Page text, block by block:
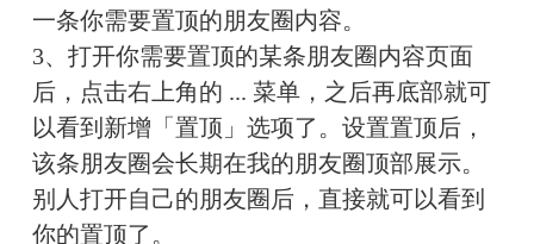
一条你需要置顶的朋友圈内容。
3、打开你需要置顶的某条朋友圈内容页面
后，点击右上角的 ... 菜单，之后再底部就可
以看到新增「置顶」选项了。设置置顶后，
该条朋友圈会长期在我的朋友圈顶部展示。
别人打开自己的朋友圈后，直接就可以看到
你的置顶了。